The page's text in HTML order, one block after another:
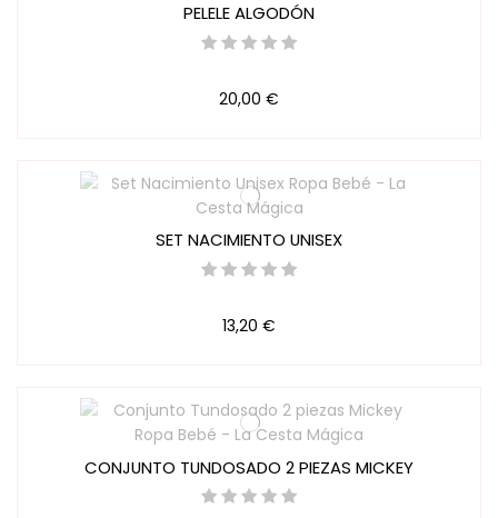
PELELE ALGODÓN
20,00 €
SET NACIMIENTO UNISEX
13,20 €
CONJUNTO TUNDOSADO 2 PIEZAS MICKEY